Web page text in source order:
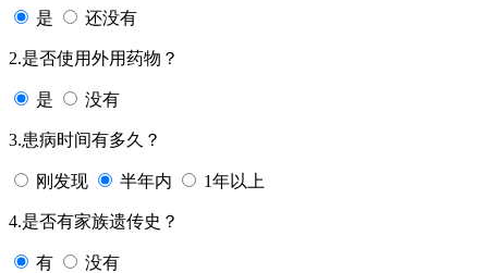
是 还没有
2.是否使用外用药物？
是 没有
3.患病时间有多久？
刚发现 半年内 1年以上
4.是否有家族遗传史？
有 没有